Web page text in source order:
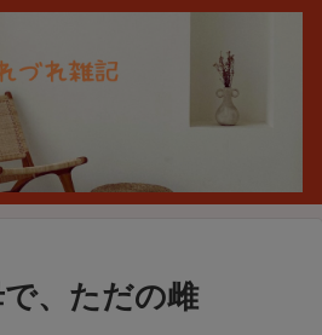
、ただの雌